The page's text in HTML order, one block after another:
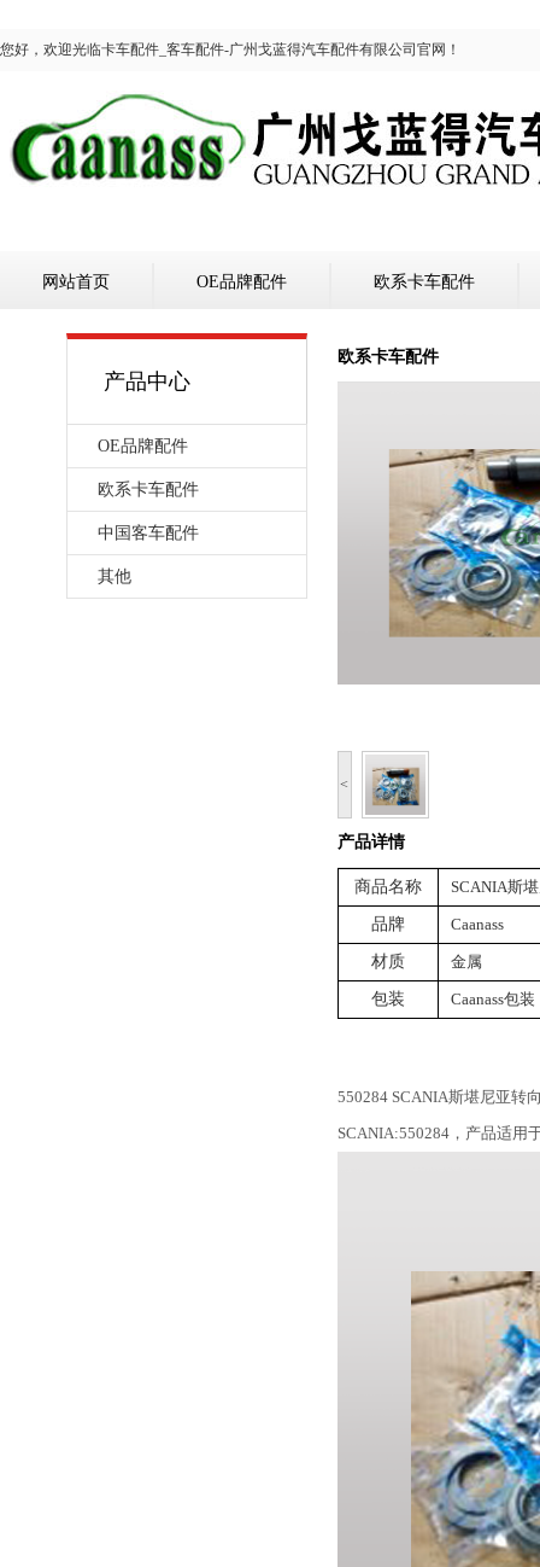
您好，欢迎光临卡车配件_客车配件-广州戈蓝得汽车配件有限公司官网！
网站首页 OE品牌配件 欧系卡车配件
产品中心
OE品牌配件
欧系卡车配件
中国客车配件
其他
欧系卡车配件
<
产品详情
商品名称 SCANIA斯
品牌 Caanass
材质 金属
包装 Caanass包装
550284 SCANIA斯堪尼亚转
SCANIA:550284，产品适用